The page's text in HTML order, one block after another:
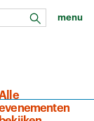
zoeken
menu